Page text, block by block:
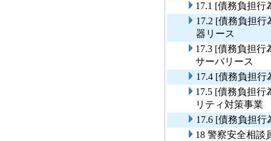
17.1 [債務負担
17.2 [債務負担
器リース
17.3 [債務負担
サーバリース
17.4 [債務負担
17.5 [債務負担
リティ対策事業
17.6 [債務負担
18 警察安全相談